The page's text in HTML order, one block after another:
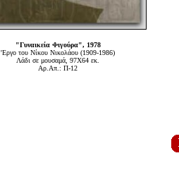
"Γυναικεία Φιγούρα", 1978
'Εργο του Νίκου Νικολάου (1909-1986)
Λάδι σε μουσαμά, 97Χ64 εκ.
Αρ.Απ.: Π-12